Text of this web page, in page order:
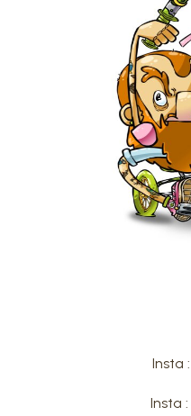
Insta :
Insta :